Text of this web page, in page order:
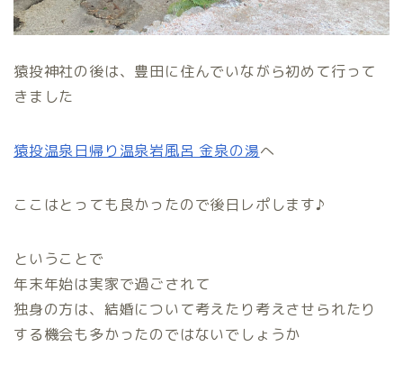
猿投神社の後は、豊田に住んでいながら初めて行って
きました
猿投温泉日帰り温泉岩風呂 金泉の湯へ
ここはとっても良かったので後日レポします♪
ということで
年末年始は実家で過ごされて
独身の方は、結婚について考えたり考えさせられたり
する機会も多かったのではないでしょうか